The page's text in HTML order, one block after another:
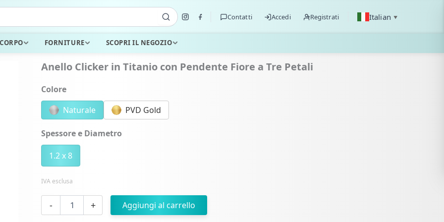
Contatti Accedi Registrati Italian ▼
FORNITURE SCOPRI IL NEGOZIO
Anello Clicker in Titanio con Pendente Fiore a Tre Petali
Colore
Naturale
PVD Gold
Spessore e Diametro
1.2 x 8
IVA esclusa
-
Clicker
+ Aggiungi al carrello